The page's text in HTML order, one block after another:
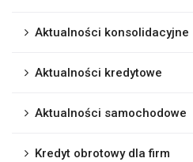
Aktualności konsolidacyjne
Aktualności kredytowe
Aktualności samochodowe
Kredyt obrotowy dla firm